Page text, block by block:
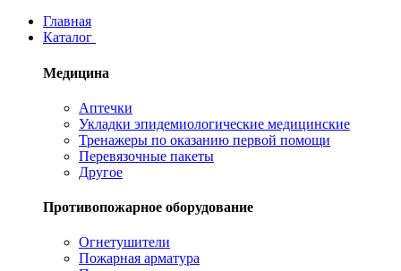
Главная
Каталог
Медицина
Аптечки
Укладки эпидемиологические медицинские
Тренажеры по оказанию первой помощи
Перевязочные пакеты
Другое
Противопожарное оборудование
Огнетушители
Пожарная арматура